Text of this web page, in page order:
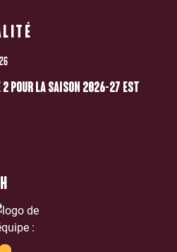
2 POUR LA SAISON 2026-27 EST